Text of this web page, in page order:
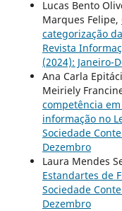
Lucas Bento
Marques Felipe,
categorização
Revista
(2024): Janeiro-
Ana Carla
Meiriely
competência
informação no
Sociedade
Dezembro
Laura Mendes
Estandartes de
Sociedade
Dezembro